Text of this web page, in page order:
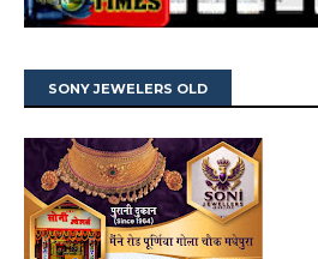
SONY JEWELERS OLD